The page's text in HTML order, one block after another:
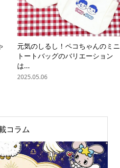
元気のしるし！ペコちゃんのミニ
トートバッグのバリエーション
は...
2025.05.06
コラム